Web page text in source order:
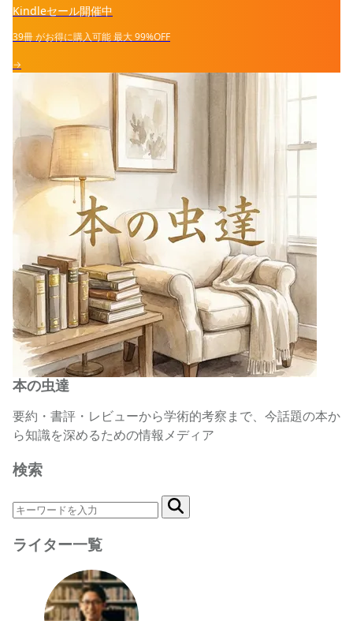
Kindleセール開催中
39冊がお得に購入可能最大99%OFF
→
本の虫達
要約・書評・レビューから学術的考察まで、今話題の本か
ら知識を深めるための情報メディア
検索
ライター一覧